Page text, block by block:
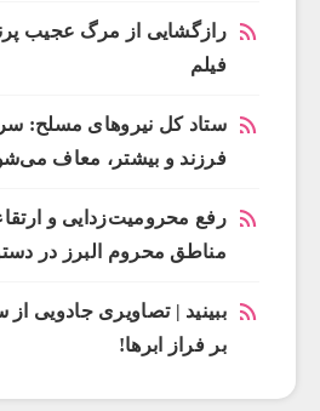
رازگشایی از مرگ عجیب
فیلم
فرزند و بیشتر، معاف
رفع محرومیت‌زدایی و
مناطق محروم البرز در
ببینید | تصاویری جادویی
بر فراز ابرها!